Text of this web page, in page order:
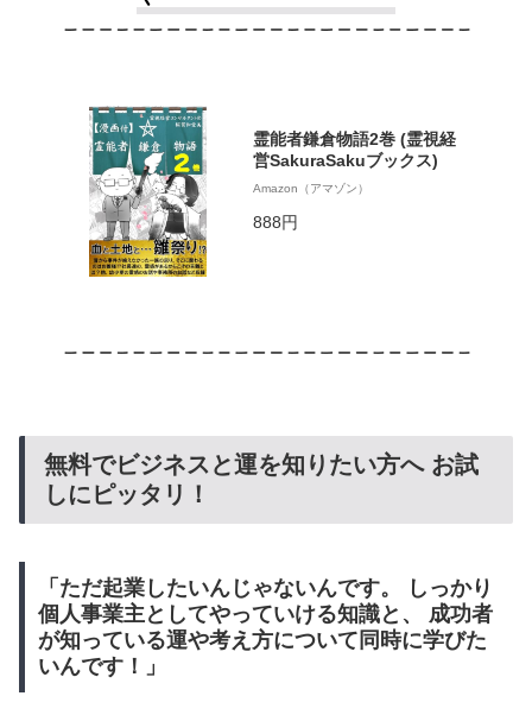
霊能者鎌倉物語2巻 (霊視経
営SakuraSakuブックス)
Amazon（アマゾン）
888円
無料でビジネスと運を知りたい方へ お試
しにピッタリ！
「ただ起業したいんじゃないんです。 しっかり
個人事業主としてやっていける知識と、 成功者
が知っている運や考え方について同時に学びた
いんです！」